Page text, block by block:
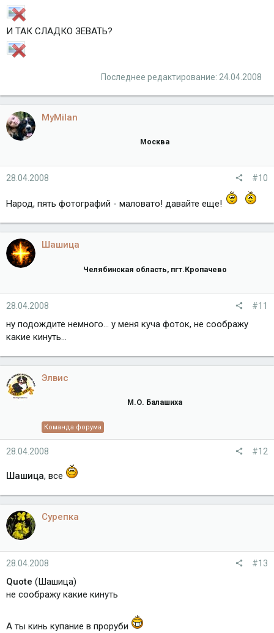
И ТАК СЛАДКО ЗЕВАТЬ?
Последнее редактирование: 24.04.2008
MyMilan
Москва
28.04.2008 #10
Народ, пять фотографий - маловато! давайте еще!
Шашица
Челябинская область, пгт.Кропачево
28.04.2008 #11
ну подождите немного... у меня куча фоток, не соображу
какие кинуть...
Элвис
М.О. Балашиха
Команда форума
28.04.2008 #12
Шашица, все
Сурепка
28.04.2008 #13
Quote (Шашица)
не соображу какие кинуть
А ты кинь купание в проруби